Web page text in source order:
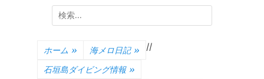
検
索:
ホーム » 海メロ日記 » /
石垣島ダイビング情報 »
/